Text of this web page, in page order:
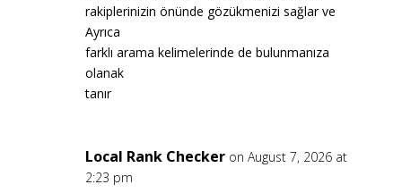
rakiplerinizin önünde gözükmenizi sağlar ve
Ayrıca
farklı arama kelimelerinde de bulunmanıza
olanak
tanır
Local Rank Checker on August 7, 2026 at
2:23 pm